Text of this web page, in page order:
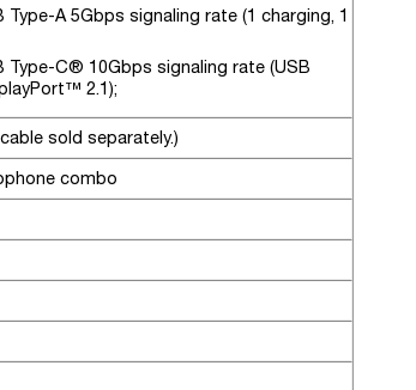
Type-A 5Gbps signaling rate (1 charging, 1
Type-C® 10Gbps signaling rate (USB
2.1);
sold separately.)
combo